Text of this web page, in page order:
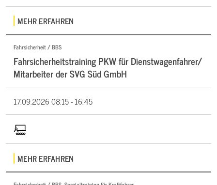
MEHR ERFAHREN
Fahrsicherheit / BBS
Fahrsicherheitstraining PKW für Dienstwagenfahrer/
Mitarbeiter der SVG Süd GmbH
17.09.202608:15 - 16:45
MEHR ERFAHREN